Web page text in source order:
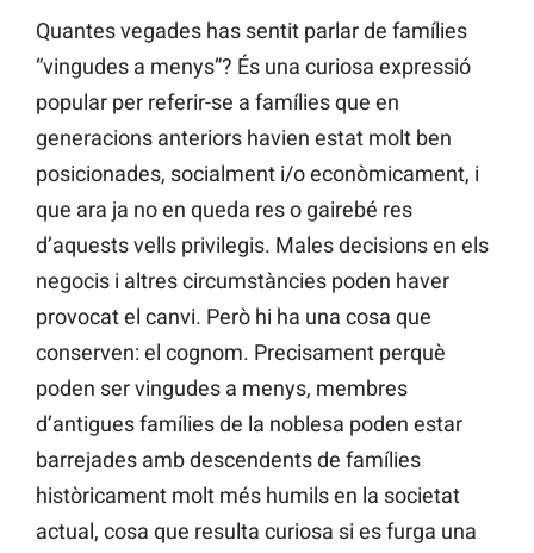
Quantes vegades has sentit parlar de famílies
“vingudes a menys”? És una curiosa expressió
popular per referir-se a famílies que en
generacions anteriors havien estat molt ben
posicionades, socialment i/o econòmicament, i
que ara ja no en queda res o gairebé res
d’aquests vells privilegis. Males decisions en els
negocis i altres circumstàncies poden haver
provocat el canvi. Però hi ha una cosa que
conserven: el cognom. Precisament perquè
poden ser vingudes a menys, membres
d’antigues famílies de la noblesa poden estar
barrejades amb descendents de famílies
històricament molt més humils en la societat
actual, cosa que resulta curiosa si es furga una